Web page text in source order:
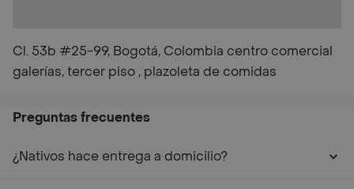
Cl. 53b #25-99, Bogotá, Colombia centro comercial
galerías, tercer piso , plazoleta de comidas
Preguntas frecuentes
¿Nativos hace entrega a domicilio?